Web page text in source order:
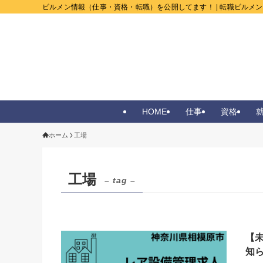
ビルメン情報（仕事・資格・転職）を公開してます！ | 転職ビルメ
HOME 仕事 資格
ホーム 工場
工場 – tag –
【
知